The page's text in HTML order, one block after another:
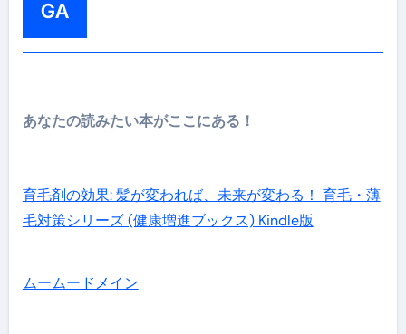
GA
あなたの読みたい本がここにある！
育毛剤の効果: 髪が変われば、未来が変わる！ 育毛・薄
毛対策シリーズ (健康増進ブックス) Kindle版
ムームードメイン